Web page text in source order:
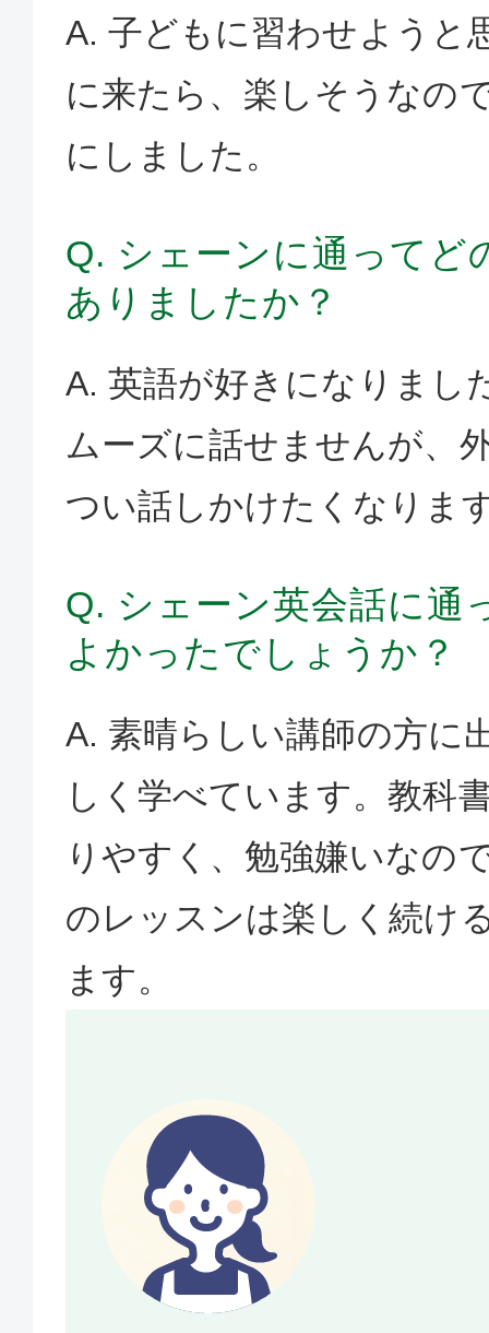
A. 子どもに習わせようと
に来たら、楽しそうなの
にしました。
Q. シェーンに通ってど
ありましたか？
A. 英語が好きになりまし
ムーズに話せませんが、
つい話しかけたくなりま
Q. シェーン英会話に通
よかったでしょうか？
A. 素晴らしい講師の方に
しく学べています。教科
りやすく、勉強嫌いなの
のレッスンは楽しく続け
ます。